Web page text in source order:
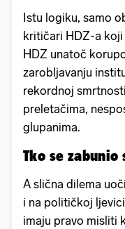
Istu logiku, samo
kritičari HDZ-a
HDZ unatoč
zarobljavanju
rekordnoj
preletačima,
glupanima.
Tko se zabunio
A slična dilema
i na političkoj
imaju pravo misliti